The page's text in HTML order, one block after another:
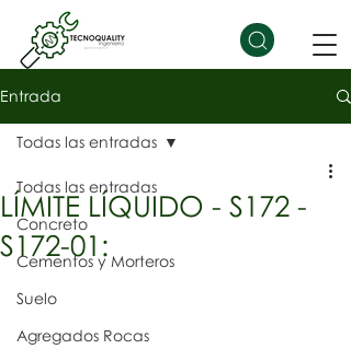
Entrada
Todas las entradas
Concreto
Cementos y Morteros
Suelo
Agregados Rocas
Todas las entradas
LÍMITE LÍQUIDO - S172 -
S172-01: